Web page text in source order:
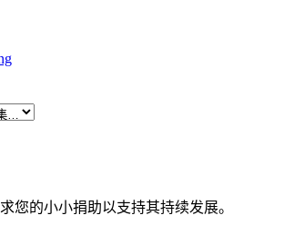
您的小小捐助以支持其持续发展。